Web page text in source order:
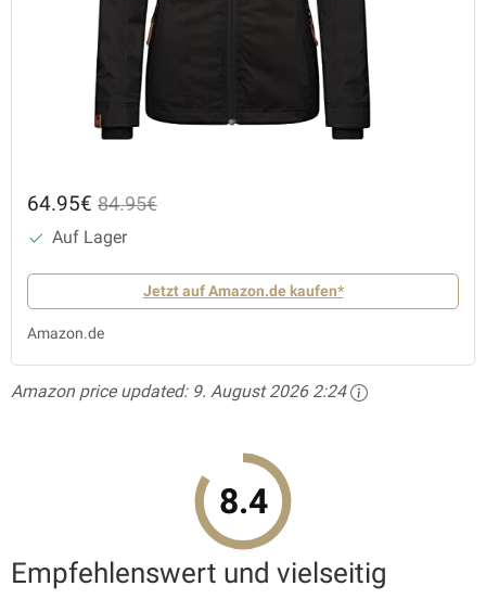
64.95€ 84.95€
Auf Lager
Jetzt auf Amazon.de kaufen*
Amazon.de
Amazon price updated: 9. August 2026 2:24
8.4
Empfehlenswert und vielseitig